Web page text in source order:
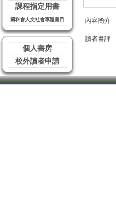
課程指定用書
國科會人文社會專題書目
個人書房
校外讀者申請
內容簡介
讀者書評